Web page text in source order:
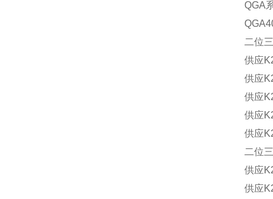
QGA
二位
供应
供应
供应
供应
供应
二位
供应
供应